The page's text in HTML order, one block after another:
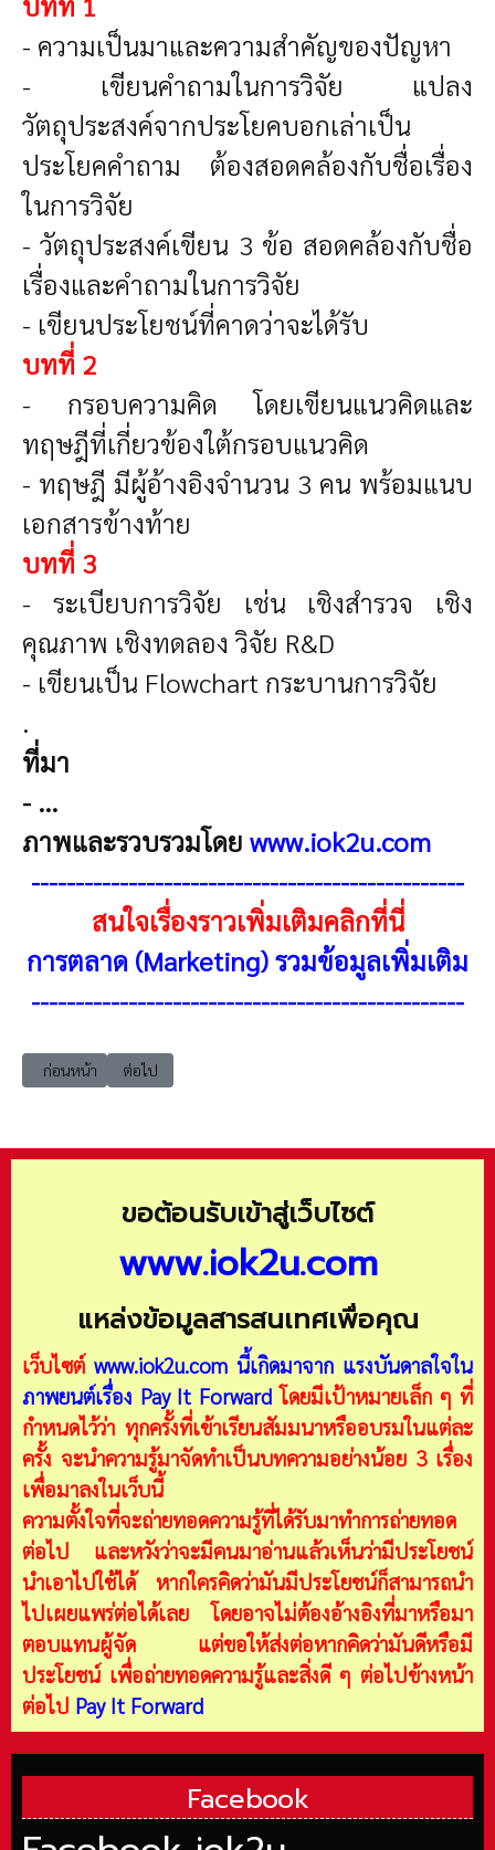
- ความเป็นมาและความสำคัญของปัญหา
- เขียนคำถามในการวิจัย แปลง
วัตถุประสงค์จากประโยคบอกเล่าเป็น
ประโยคคำถาม ต้องสอดคล้องกับชื่อเรื่อง
ในการวิจัย
- วัตถุประสงค์เขียน 3 ข้อ สอดคล้องกับชื่อ
เรื่องและคำถามในการวิจัย
- เขียนประโยชน์ที่คาดว่าจะได้รับ
บทที่ 2
- กรอบความคิด โดยเขียนแนวคิดและ
ทฤษฎีที่เกี่ยวข้องใต้กรอบแนวคิด
- ทฤษฎี มีผู้อ้างอิงจำนวน 3 คน พร้อมแนบ
เอกสารข้างท้าย
บทที่ 3
- ระเบียบการวิจัย เช่น เชิงสำรวจ เชิง
คุณภาพ เชิงทดลอง วิจัย R&D
- เขียนเป็น Flowchart กระบานการวิจัย
.
ที่มา
- ...
ภาพและรวบรวมโดย www.iok2u.com
-------------------------------------------------
สนใจเรื่องราวเพิ่มเติมคลิกที่นี่
การตลาด (Marketing) รวมข้อมูลเพิ่มเติม
-------------------------------------------------
เนื้อหาก่อนหน้า: Generation & Product Life Cycle / เทียบยุคสมัยของค
ก่อนหน้า เนื้อหาถัดไป: Marketing สร้างนักการตลาดเชิงสร้างสรรค์
ต่อไป
ขอต้อนรับเข้าสู่เว็บไซต์
www.iok2u.com
แหล่งข้อมูลสารสนเทศเพื่อคุณ
เว็บไซต์ www.iok2u.com นี้เกิดมาจาก แรงบันดาลใจใน
ภาพยนต์เรื่อง Pay It Forward โดยมีเป้าหมายเล็ก ๆ ที่
กำหนดไว้ว่า ทุกครั้งที่เข้าเรียนสัมมนาหรืออบรมในแต่ละ
ครั้ง จะนำความรู้มาจัดทำเป็นบทความอย่างน้อย 3 เรื่อง
เพื่อมาลงในเว็บนี้
ความตั้งใจที่จะถ่ายทอดความรู้ที่ได้รับมาทำการถ่ายทอด
ต่อไป และหวังว่าจะมีคนมาอ่านแล้วเห็นว่ามีประโยชน์
นำเอาไปใช้ได้ หากใครคิดว่ามันมีประโยชน์ก็สามารถนำ
ไปเผยแพร่ต่อได้เลย โดยอาจไม่ต้องอ้างอิงที่มาหรือมา
ตอบแทนผู้จัด แต่ขอให้ส่งต่อหากคิดว่ามันดีหรือมี
ประโยชน์ เพื่อถ่ายทอดความรู้และสิ่งดี ๆ ต่อไปข้างหน้า
ต่อไป Pay It Forward
Facebook